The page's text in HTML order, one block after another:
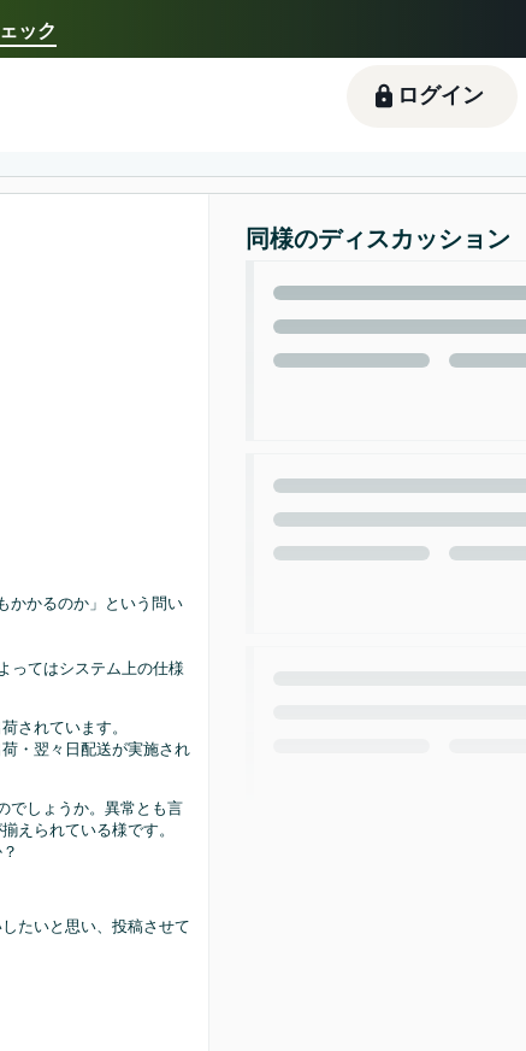
ック
preferred language
日本語 - JP English - JP
ログイン
かかるのか」という問い
ってはシステム上の仕様
されています。
・翌々日配送が実施され
でしょうか。異常とも言
えられている様です。
たいと思い、投稿させて
同様のディスカッション